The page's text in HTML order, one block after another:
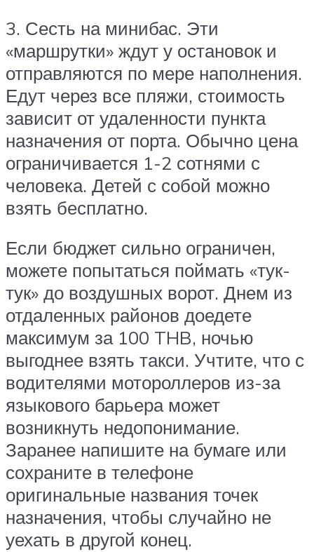
3. Сесть на минибас. Эти
«маршрутки» ждут у остановок и
отправляются по мере наполнения.
Едут через все пляжи, стоимость
зависит от удаленности пункта
назначения от порта. Обычно цена
ограничивается 1-2 сотнями с
человека. Детей с собой можно
взять бесплатно.
Если бюджет сильно ограничен,
можете попытаться поймать «тук-
тук» до воздушных ворот. Днем из
отдаленных районов доедете
максимум за 100 THB, ночью
выгоднее взять такси. Учтите, что с
водителями мотороллеров из-за
языкового барьера может
возникнуть недопонимание.
Заранее напишите на бумаге или
сохраните в телефоне
оригинальные названия точек
назначения, чтобы случайно не
уехать в другой конец.